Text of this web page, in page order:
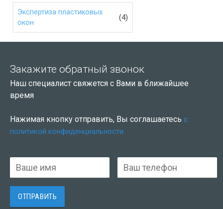
Экспертиза пластиковых
окон
(4)
Закажите обратный звонок
Наш специалист свяжется с Вами в ближайшее
время
Нажимая кнопку отправить, Вы соглашаетесь с
политикой конфиденциальности